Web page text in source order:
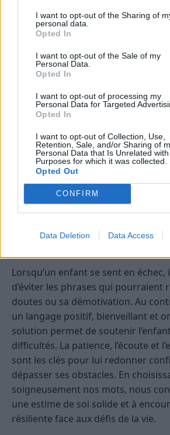
I want to opt-out of the Sharing of
personal data.
Opted In
I want to opt-out of the Sale of my
Personal Data.
Opted In
I want to opt-out of processing my
Personal Data for Targeted
Opted In
I want to opt-out of Collection, Use,
Retention, Sale, and/or Sharing of
Personal Data that Is Unrelated
Purposes for which it was collected.
Opted Out
CONFIRM
Data Deletion Data Access
Encourager la fixation de petits
progrès.
Favoriser un environnement
l’erreur est perçue comme une
l’apprentissage.
effort et chaque avancée.
Écouter activement l’enfant
difficultés et l’aider à exprimer
Mettre en place une routine
adaptée à ses besoins pour lui
Ce qu’il faut retenir
Lorsqu’un enfant se sent en échec,
d’éviter les phrases qui pourraient
doutes ou sa démotivation. Au
un langage positif, bienveillant et
solution permet de soutenir
difficultés. La patience, l’écoute et
sont les clés pour lui redonner
dépasser ses obstacles. En
soigneusement nos mots, nous
une estime de soi solide et à
résiliente face aux défis de la vie.